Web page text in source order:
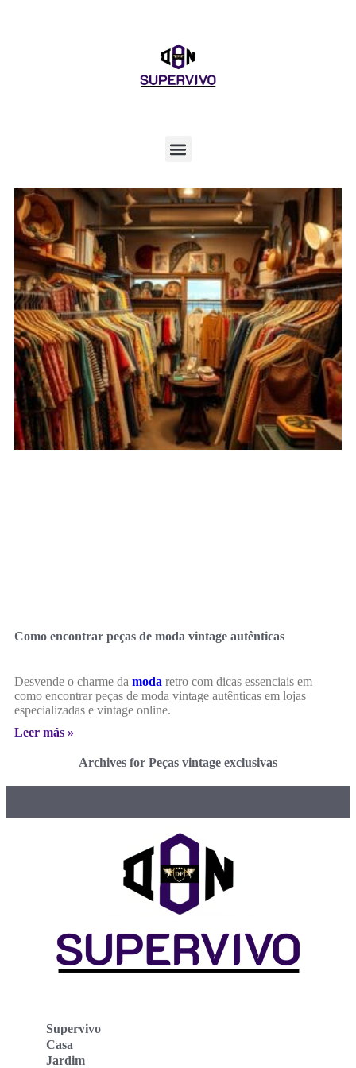
Como encontrar peças de moda vintage autênticas
Desvende o charme da moda retro com dicas essenciais em
como encontrar peças de moda vintage autênticas em lojas
especializadas e vintage online.
Leer más »
Archives for Peças vintage exclusivas
Supervivo
Casa
Jardim